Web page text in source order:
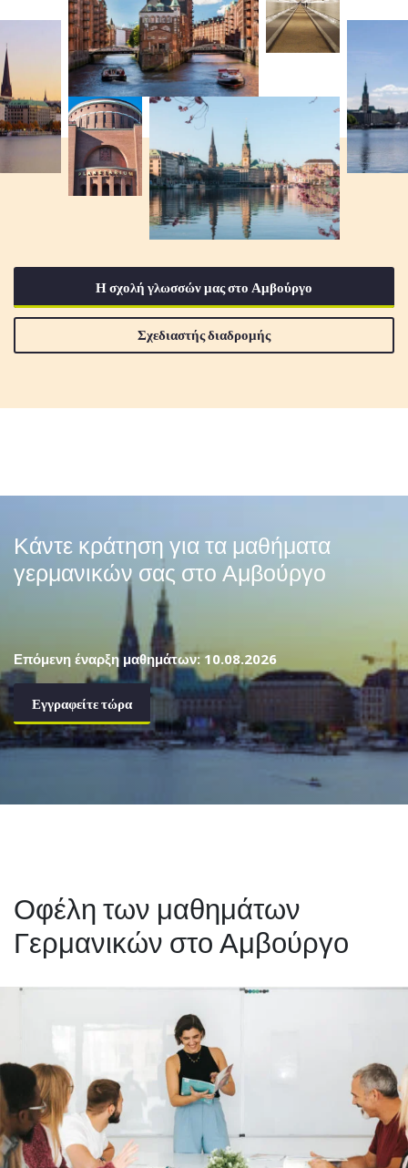
Η σχολή γλωσσών μας στο Αμβούργο
Σχεδιαστής διαδρομής
Κάντε κράτηση για τα μαθήματα
γερμανικών σας στο Αμβούργο
Επόμενη έναρξη μαθημάτων: 10.08.2026
Εγγραφείτε τώρα
Οφέλη των μαθημάτων
Γερμανικών στο Αμβούργο